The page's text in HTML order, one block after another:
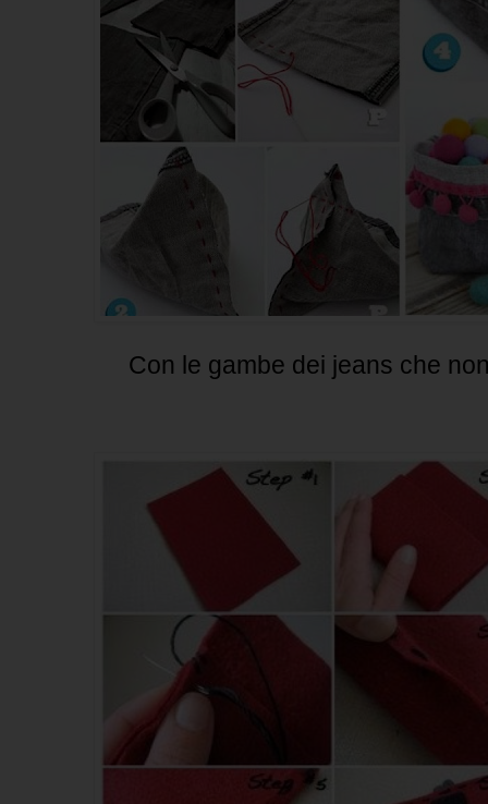
Con le gambe dei jeans che